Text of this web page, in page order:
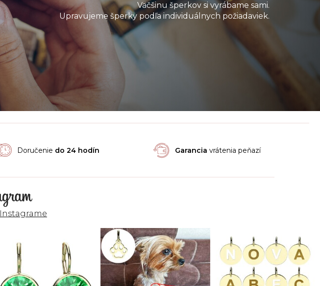
Väčšinu šperkov si vyrábame sami.
Upravujeme šperky podľa individuálnych požiadaviek.
Doručenie do 24 hodín Garancia vrátenia peňazí
Instagrame